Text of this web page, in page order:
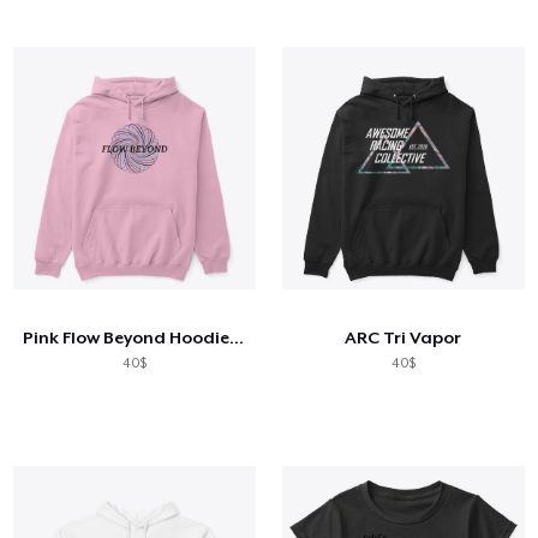
Pink Flow Beyond Hoodie 2021 Drop
40$
ARC Tri Vapor
40$